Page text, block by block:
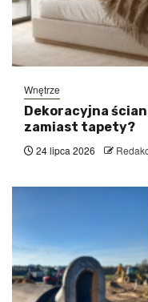
Wnętrze
Dekoracyjna
zamiast tapety?
24 lipca 2026